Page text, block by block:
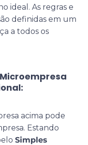
ideal. As regras e
definidas em um
a todos os
acima pode
Estando
Simples